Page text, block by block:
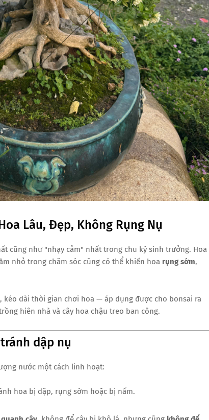
Lâu, Đẹp, Không Rụng Nụ
cũng như "nhạy cảm" nhất trong chu kỳ sinh trưởng. Hoa
nhỏ trong chăm sóc cũng có thể khiến hoa rụng sớm,
kéo dài thời gian chơi hoa — áp dụng được cho bonsai ra
hiên nhà và cây hoa chậu treo ban công.
dập nụ
nước một cách linh hoạt:
hoa bị dập, rụng sớm hoặc bị nấm.